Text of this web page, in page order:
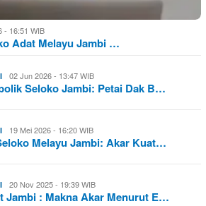
- 16:51 WIB
Adat Melayu Jambi …
02 Jun 2026 - 13:47 WIB
Seloko Jambi: Petai Dak B…
19 Mei 2026 - 16:20 WIB
Melayu Jambi: Akar Kuat…
20 Nov 2025 - 19:39 WIB
Jambi : Makna Akar Menurut E…